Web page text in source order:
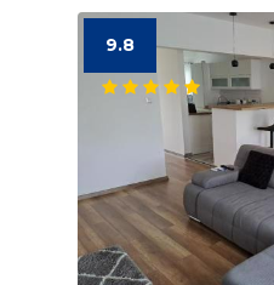
9.8